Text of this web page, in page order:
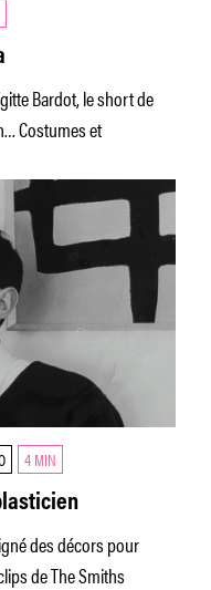
Bardot, le short de
Costumes et
4 MIN
des décors pour
de The Smiths